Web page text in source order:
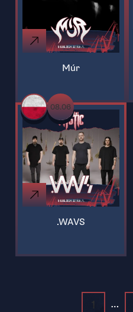
Múr
08.06
.WAVS
1 …